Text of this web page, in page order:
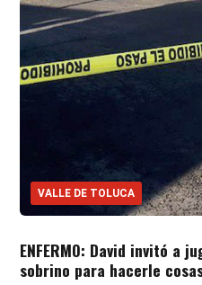
VALLE DE TOLUCA
ENFERMO: David invitó a
sobrino para hacerle